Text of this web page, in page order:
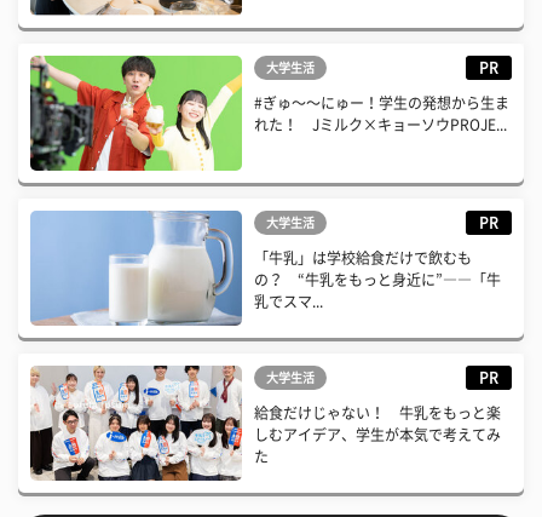
大学生活 PR
#ぎゅ〜〜にゅー！学生の発想から生ま
れた！ Jミルク×キョーソウPROJE...
大学生活 PR
「牛乳」は学校給食だけで飲むも
の？ “牛乳をもっと身近に”――「牛
乳でスマ...
大学生活 PR
給食だけじゃない！ 牛乳をもっと楽
しむアイデア、学生が本気で考えてみ
た